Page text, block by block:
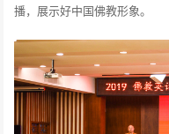
播，展示好中国佛教形象。